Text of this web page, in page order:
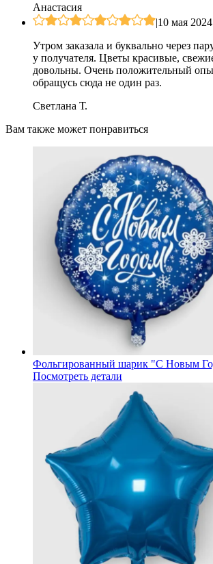
Анастасия
|10 мая 2024
Утром заказала и буквально через
у получателя. Цветы красивые,
довольны. Очень положительный
обращусь сюда не один раз.
Светлана Т.
Вам также может понравиться
Фольгированный шарик "С Новым
Посмотреть детали